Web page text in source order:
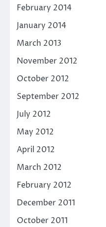
February 2014
January 2014
March 2013
November 2012
October 2012
September 2012
July 2012
May 2012
April 2012
March 2012
February 2012
December 2011
October 2011